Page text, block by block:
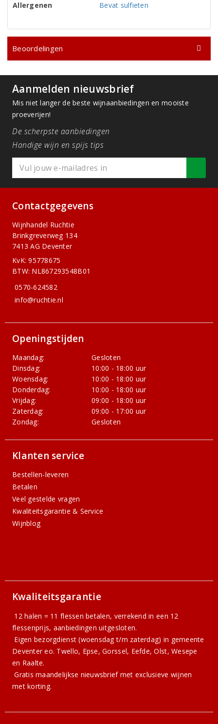
Allergenen
Bevat sulfieten
Beoordelingen
Aanmelden nieuwsbrief
Mis niet langer de beste wijnaanbiedingen en mooiste
proeverijen!
De scherpste aanbiedingen
Handige wijn en spijs tips
Contactgegevens
Wijnhandel Ruchtie
Brinkgreverweg 134
7413 AG Deventer
KvK: 95778675
BTW: NL867293548B01
0570-624582
info@ruchtie.nl
Openingstijden
Maandag:
Gesloten
Dinsdag:
10:00 - 18:00 uur
Woensdag:
10:00 - 18:00 uur
Donderdag:
10:00 - 18:00 uur
Vrijdag:
09:00 - 18:00 uur
Zaterdag:
09:00 - 17:00 uur
Zondag:
Gesloten
Klanten service
Bestellen-leveren
Betalen
Veel gestelde vragen
Kwaliteitsgarantie & Service
Wijnblog
Kwaliteitsgarantie
12 halen = 11 flessen betalen, verrekend in een 12
flessenprijs, aanbiedingen uitgesloten.
Eigen bezorgdienst (woensdag t/m zaterdag) in gemeente
Deventer eo. Twello, Epse, Gorssel, Eefde, Olst, Wesepe
en Raalte.
Gratismaandelijkse nieuwsbriefmet exclusieve wijnen
met korting.